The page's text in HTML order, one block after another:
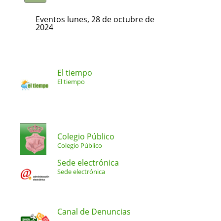
Eventos lunes, 28 de octubre de
2024
El tiempo
El tiempo
Colegio Público
Colegio Público
Sede electrónica
Sede electrónica
Canal de Denuncias